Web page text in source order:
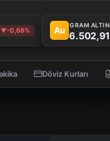
▼-0,68% Au GRAM ALTIN
6.502,91
Döviz Kurları